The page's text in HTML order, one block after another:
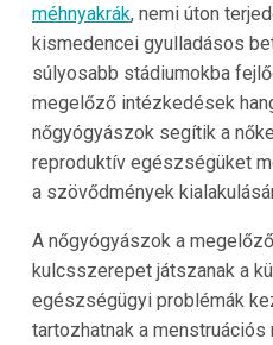
méhnyakrák, nemi úton
kismedencei gyulladásos
súlyosabb stádiumokba
megelőző intézkedések
nőgyógyászok segítik a
reproduktív egészségüket
a szövődmények
A nőgyógyászok a
kulcsszerepet játszanak a
egészségügyi problémák
tartozhatnak a